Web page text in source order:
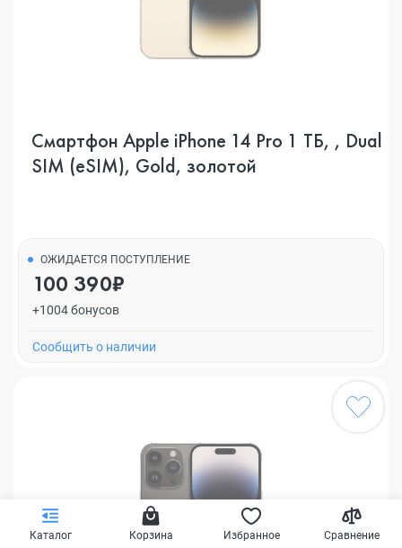
Каталог Корзина Избранное Сравнение
Смартфон Apple iPhone 14 Pro 1 ТБ, , Dual
SIM (eSIM), Gold, золотой
ОЖИДАЕТСЯ ПОСТУПЛЕНИЕ
100 390₽
+1004 бонусов
Cообщить о наличии